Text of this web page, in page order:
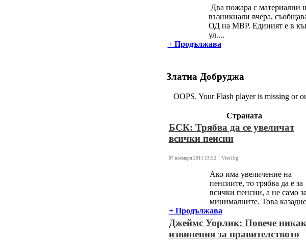
Два пожара с материални
възникнали вчера,
ОД на МВР. Единият е в
ул....
+ Продължава
Златна Добруджа
OOPS. Your Flash player is missing or
Страната
БСК: Трябва да се увеличат
всички пенсии
07 ноември 2011 13:52 | Vesti.bg
Ако има увеличение на
пенсиите, то трябва да е за
всички пенсии, а не само за
минималните. Това
+ Продължава
Джеймс Уорлик: Повече
извинения за правителството